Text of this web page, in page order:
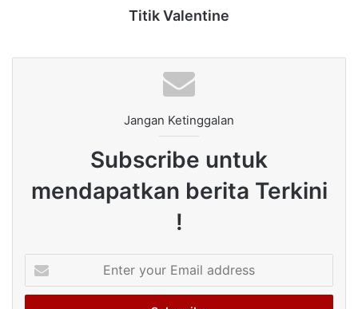
Titik Valentine
Jangan Ketinggalan
Subscribe untuk
mendapatkan berita Terkini
!
your
Email